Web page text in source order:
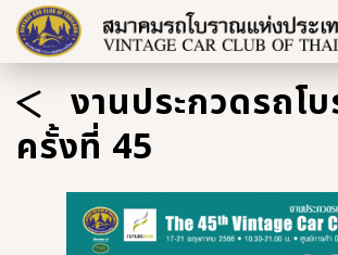
งานประกวดรถโ
ครั้งที่ 45